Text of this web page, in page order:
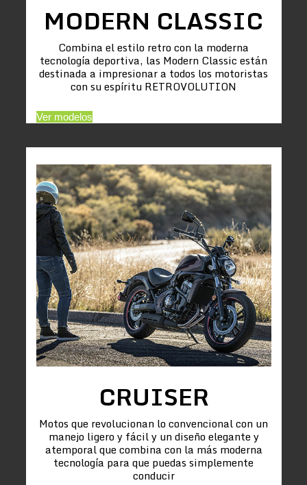
MODERN CLASSIC
Combina el estilo retro con la moderna
tecnología deportiva, las Modern Classic están
destinada a impresionar a todos los motoristas
con su espíritu RETROVOLUTION
Ver modelos
CRUISER
Motos que revolucionan lo convencional con un
manejo ligero y fácil y un diseño elegante y
atemporal que combina con la más moderna
tecnología para que puedas simplemente
conducir